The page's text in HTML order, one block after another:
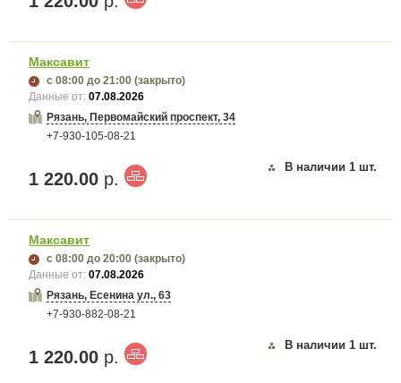
Максавит
с 08:00 до 21:00 (закрыто)
Данные от:07.08.2026
Рязань, Первомайский проспект, 34
+7-930-105-08-21
1 220.00 р.
В наличии 1 шт.
Максавит
с 08:00 до 20:00 (закрыто)
Данные от:07.08.2026
Рязань, Есенина ул., 63
+7-930-882-08-21
1 220.00 р.
В наличии 1 шт.